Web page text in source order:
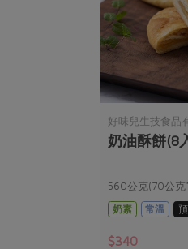
好味兒生技食品
奶油酥餅(8
560公克(70公克
奶素
常溫
$340